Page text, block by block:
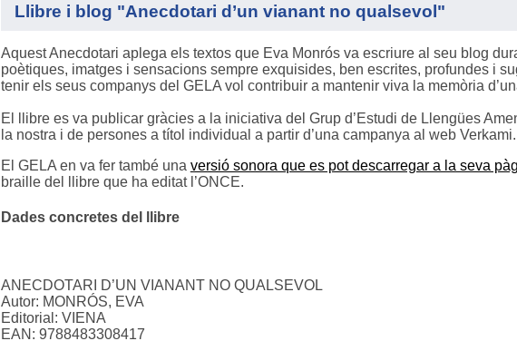
Llibre i blog "Anecdotari d’un vianant no qualsevol"
Aquest Anecdotari aplega els textos que Eva Monrós va escriure al seu blog
poètiques, imatges i sensacions sempre exquisides, ben escrites, profundes i
tenir els seus companys del GELA vol contribuir a mantenir viva la memòria
El llibre es va publicar gràcies a la iniciativa del Grup d’Estudi de Llengües
la nostra i de persones a títol individual a partir d’una campanya al web Verkami.
El GELA en va fer també una versió sonora que es pot descarregar a la seva
braille del llibre que ha editat l’ONCE.
Dades concretes del llibre
ANECDOTARI D’UN VIANANT NO QUALSEVOL
Autor: MONRÓS, EVA
Editorial: VIENA
EAN: 9788483308417